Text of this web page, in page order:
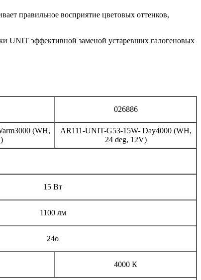
правильное восприятие цветовых оттенков,
UNIT эффективной заменой устаревших галогеновых
026886
(WH,
AR111-UNIT-G53-15W- Day4000 (WH,
24 deg, 12V)
15 Вт
1100 лм
24o
4000 К